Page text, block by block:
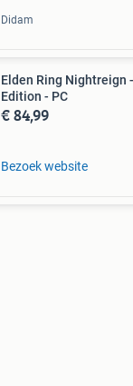
Didam
Elden Ring Nightreign
Edition - PC
€ 84,99
Bezoek website